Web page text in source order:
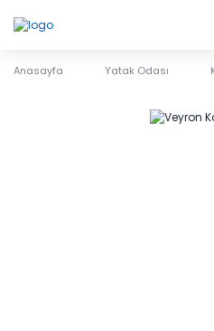
Anasayfa Yatak Odası